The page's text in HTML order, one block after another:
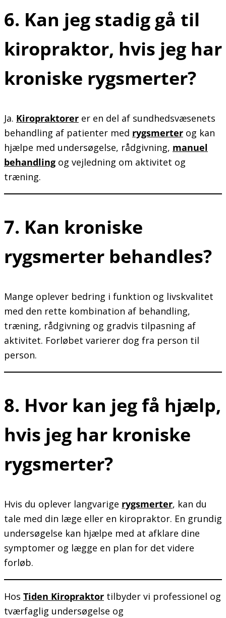
6. Kan jeg stadig gå til
kiropraktor, hvis jeg har
kroniske rygsmerter?
Ja. Kiropraktorer er en del af sundhedsvæsenets
behandling af patienter med rygsmerter og kan
hjælpe med undersøgelse, rådgivning, manuel
behandling og vejledning om aktivitet og
træning.
7. Kan kroniske
rygsmerter behandles?
Mange oplever bedring i funktion og livskvalitet
med den rette kombination af behandling,
træning, rådgivning og gradvis tilpasning af
aktivitet. Forløbet varierer dog fra person til
person.
8. Hvor kan jeg få hjælp,
hvis jeg har kroniske
rygsmerter?
Hvis du oplever langvarige rygsmerter, kan du
tale med din læge eller en kiropraktor. En grundig
undersøgelse kan hjælpe med at afklare dine
symptomer og lægge en plan for det videre
forløb.
Hos Tiden Kiropraktor tilbyder vi professionel og
tværfaglig undersøgelse og